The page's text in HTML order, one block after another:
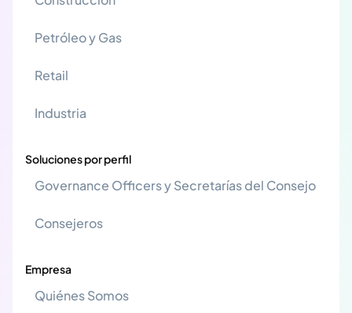
Petróleo y Gas
Retail
Industria
Soluciones por perfil
Governance Officers y Secretarías del Consejo
Consejeros
Empresa
Quiénes Somos